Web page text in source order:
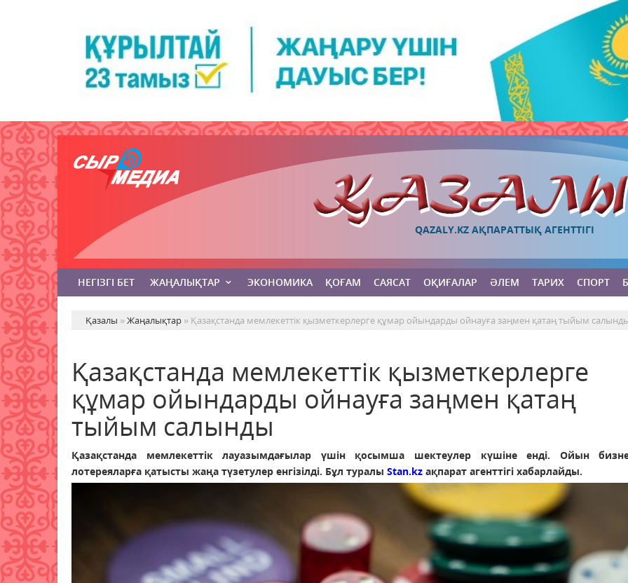
QAZALY.KZ АҚПАРАТТЫҚ АГЕНТТІГІ
НЕГІЗГІ БЕТ ЖАҢАЛЫҚТАР ЭКОНОМИКА ҚОҒАМ САЯСАТ ОҚИҒАЛАР ӘЛЕМ ТАРИХ СПОРТ
Қазалы »Жаңалықтар » Қазақстанда мемлекеттік қызметкерлерге құмар ойындарды ойнауға заңмен қатаң тыйым
Қазақстанда мемлекеттік қызметкерлерге
құмар ойындарды ойнауға заңмен қатаң
тыйым салынды
Қазақстанда мемлекеттік лауазымдағылар үшін қосымша шектеулер күшіне енді. Ойын
лотереяларға қатысты жаңа түзетулер енгізілді. Бұл туралы Stan.kz ақпарат агенттігі хабарлайды.